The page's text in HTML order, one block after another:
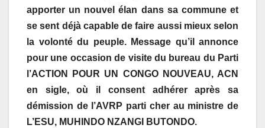
apporter un nouvel élan dans sa commune et
se sent déjà capable de faire aussi mieux selon
la volonté du peuple. Message qu’il annonce
pour une occasion de visite du bureau du Parti
l’ACTION POUR UN CONGO NOUVEAU, ACN
en sigle, où il consent adhérer après sa
démission de l’AVRP parti cher au ministre de
L’ESU, MUHINDO NZANGI BUTONDO.